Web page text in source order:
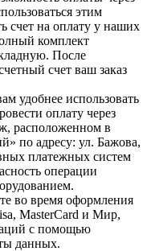
этим
счет на оплату у наших
комплект
После
счет ваш заказ
удобнее использовать
оплату через
расположенном в
по адресу: ул. Бажова,
платежных систем
операции
во время оформления
MasterCard и Мир,
с помощью
данных.